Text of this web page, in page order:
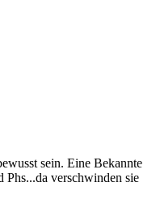
sein. Eine Bekannte
verschwinden sie